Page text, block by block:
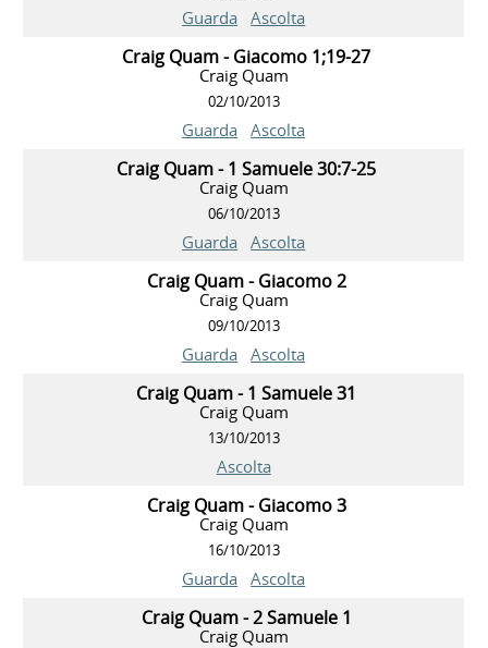
Guarda Ascolta
Craig Quam - Giacomo 1;19-27
Craig Quam
02/10/2013
Guarda Ascolta
Craig Quam - 1 Samuele 30:7-25
Craig Quam
06/10/2013
Guarda Ascolta
Craig Quam - Giacomo 2
Craig Quam
09/10/2013
Guarda Ascolta
Craig Quam - 1 Samuele 31
Craig Quam
13/10/2013
Ascolta
Craig Quam - Giacomo 3
Craig Quam
16/10/2013
Guarda Ascolta
Craig Quam - 2 Samuele 1
Craig Quam